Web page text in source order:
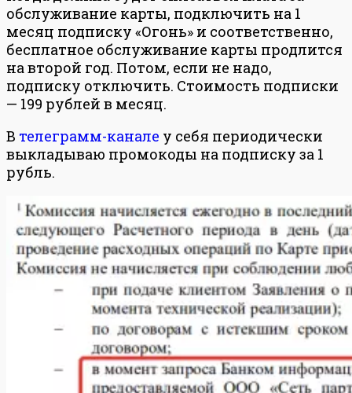
обслуживание карты, подключить на 1
месяц подписку «Огонь» и соответственно,
бесплатное обслуживание карты продлится
на второй год. Потом, если не надо,
подписку отключить. Стоимость подписки
— 199 рублей в месяц.
В телеграмм-канале у себя периодически
выкладываю промокоды на подписку за 1
рубль.